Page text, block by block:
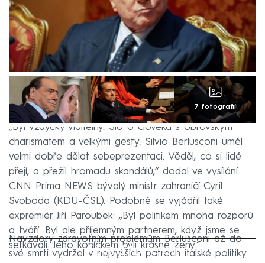
7 fotografií
„Byl vždycky viditelný. Šlo o člověka s obrovským
charismatem a velkými gesty. Silvio Berlusconi uměl
velmi dobře dělat sebeprezentaci. Věděl, co si lidé
přejí, a přežil hromadu skandálů,“ dodal ve vysílání
CNN Prima NEWS bývalý ministr zahraničí Cyril
Svoboda (KDU-ČSL). Podobně se vyjádřil také
expremiér Jiří Paroubek: „Byl politikem mnoha rozporů
a tváří. Byl ale příjemným partnerem, když jsme se
setkávali. Jeho koníčkem byli krásné ženy.“
Failed to fetch
Navzdory zdravotním problémům Berlusconi až do
své smrti vydržel v nejvyšších patrech italské politiky.